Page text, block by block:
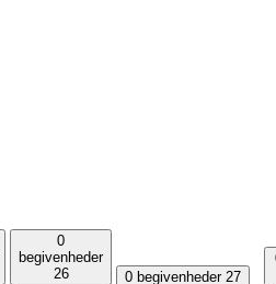
0
begivenheder
26
0 begivenheder 27